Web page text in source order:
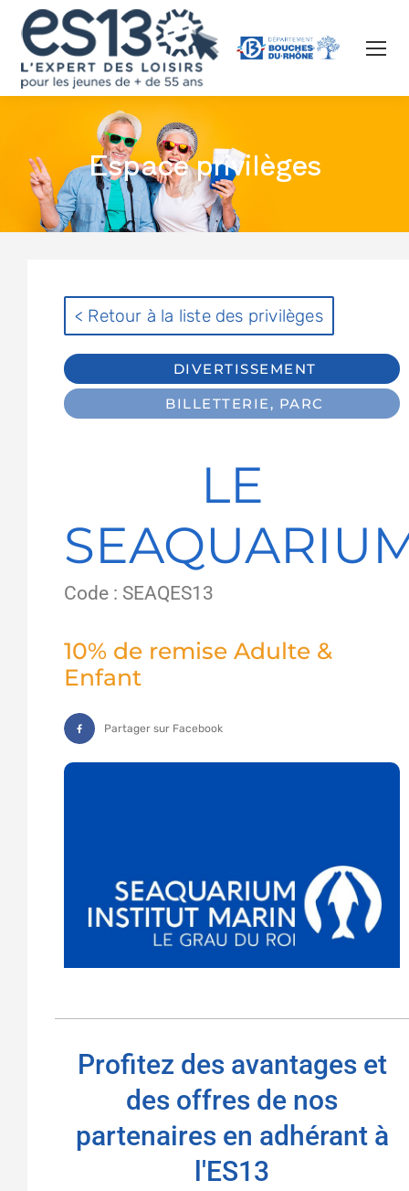
Espace privilèges
< Retour à la liste des privilèges
DIVERTISSEMENT
BILLETTERIE, PARC
LE
Code : SEAQES13
10% de remise Adulte &
Enfant
Partager sur Facebook
Profitez des avantages et
des offres de nos
partenaires en adhérant à
l'ES13